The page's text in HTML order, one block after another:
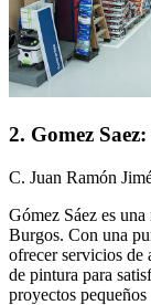
2. Gomez
C. Juan Ramón
Gómez Sáez es
Burgos. Con una
ofrecer servicios de
de pintura para
proyectos pequeños